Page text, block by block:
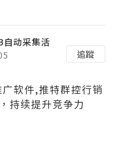
自动采集活
追蹤
软件,推特群控行销
持续提升竞争力